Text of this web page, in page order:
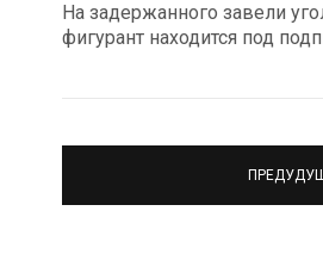
На задержанного завели
фигурант находится под